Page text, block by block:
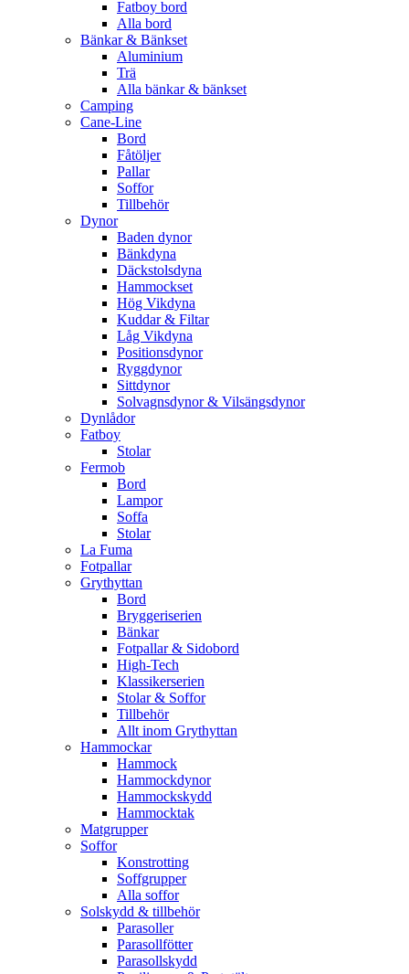
Fatboy bord
Alla bord
Bänkar & Bänkset
Aluminium
Trä
Alla bänkar & bänkset
Camping
Cane-Line
Bord
Fåtöljer
Pallar
Soffor
Tillbehör
Dynor
Baden dynor
Bänkdyna
Däckstolsdyna
Hammockset
Hög Vikdyna
Kuddar & Filtar
Låg Vikdyna
Positionsdynor
Ryggdynor
Sittdynor
Solvagnsdynor & Vilsängsdynor
Dynlådor
Fatboy
Stolar
Fermob
Bord
Lampor
Soffa
Stolar
La Fuma
Fotpallar
Grythyttan
Bord
Bryggeriserien
Bänkar
Fotpallar & Sidobord
High-Tech
Klassikerserien
Stolar & Soffor
Tillbehör
Allt inom Grythyttan
Hammockar
Hammock
Hammockdynor
Hammockskydd
Hammocktak
Matgrupper
Soffor
Konstrotting
Soffgrupper
Alla soffor
Solskydd & tillbehör
Parasoller
Parasollfötter
Parasollskydd